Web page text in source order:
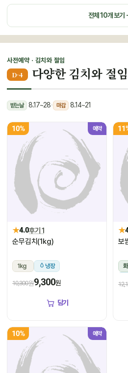
전체 10개 보기
사전예약 · 김치와 절임
D-4 다양한 김치와 절
받는날 8.17~28· 마감 8.14~21
10% 예약
★4.0후기 1
순무김치(1kg)
1kg 냉장
10,300원9,300원
담기
★
보
10% 예약